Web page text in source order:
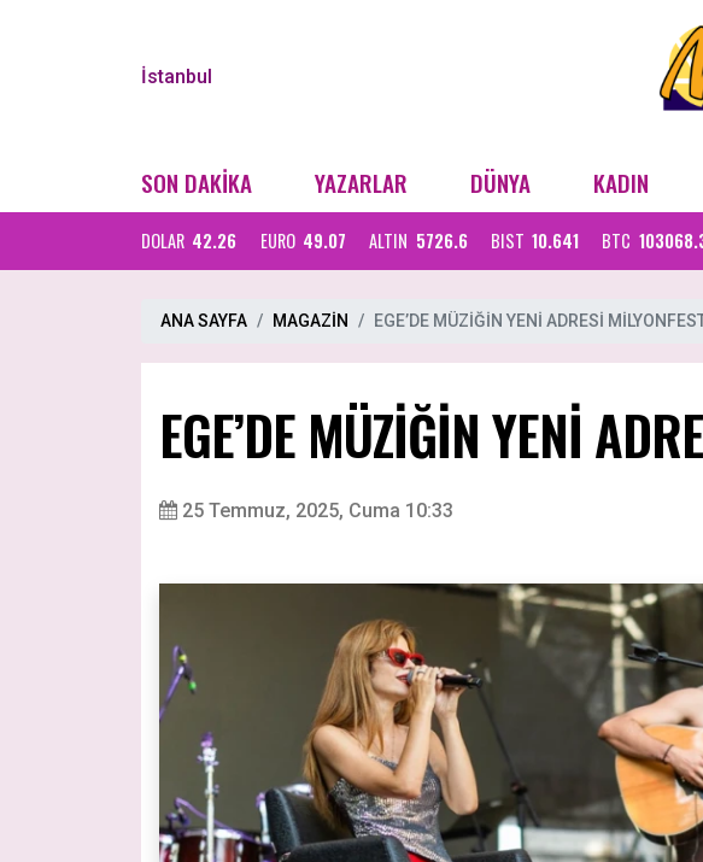
İstanbul
SON DAKİKA YAZARLAR DÜNYA KADIN
DOLAR 42.26 EURO 49.07 ALTIN 5726.6 BIST 10.641 BTC
ANA SAYFA MAGAZİN EGE’DE MÜZİĞİN YENİ ADRESİ
EGE’DE MÜZİĞİN YENİ
25 Temmuz, 2025, Cuma 10:33